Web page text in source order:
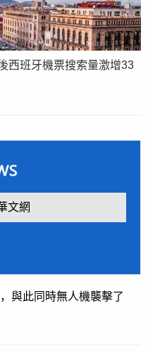
西班牙機票搜索量激增33
文網
與此同時無人機襲擊了